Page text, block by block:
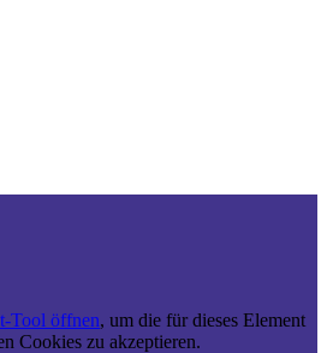
Tool öffnen, um die für dieses Element
Cookies zu akzeptieren.